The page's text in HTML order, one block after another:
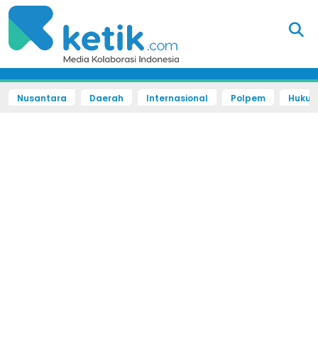
Nusantara Daerah Internasional Polpem